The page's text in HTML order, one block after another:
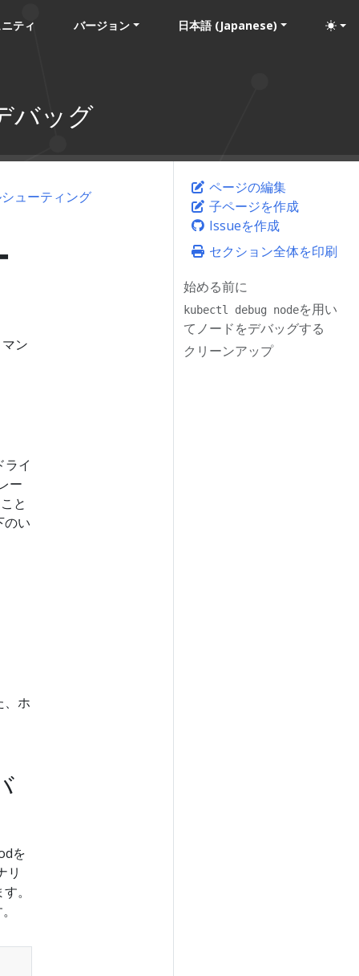
ティ バージョン 日本語 (Japanese)
バッグ
ページの編集
子ページを作成
Issueを作成
セクション全体を印刷
始める前に
kubectl debug nodeを用い
てノードをデバッグする
クリーンアップ
ューティング
ン
イ
ー
と
のい
、ホ
を
リ
。